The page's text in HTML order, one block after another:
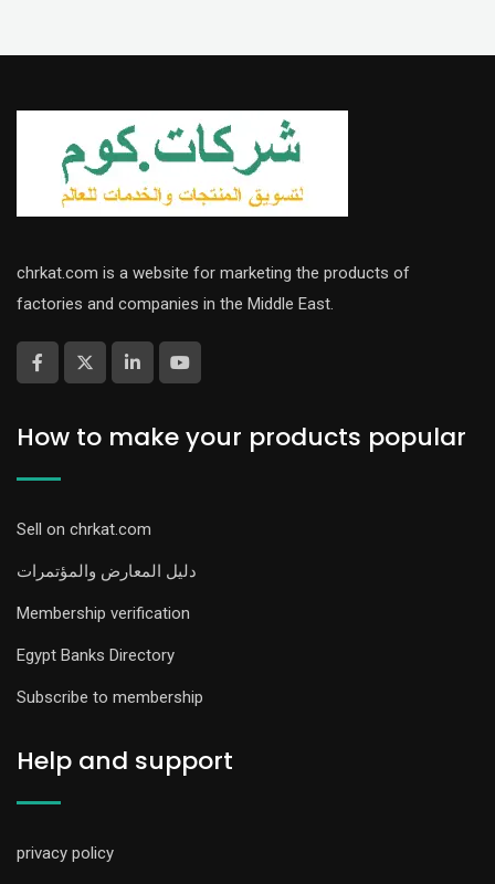
chrkat.com is a website for marketing the products of
factories and companies in the Middle East.
How to make your products popular
Sell on chrkat.com
دليل المعارض والمؤتمرات
Membership verification
Egypt Banks Directory
Subscribe to membership
Help and support
privacy policy